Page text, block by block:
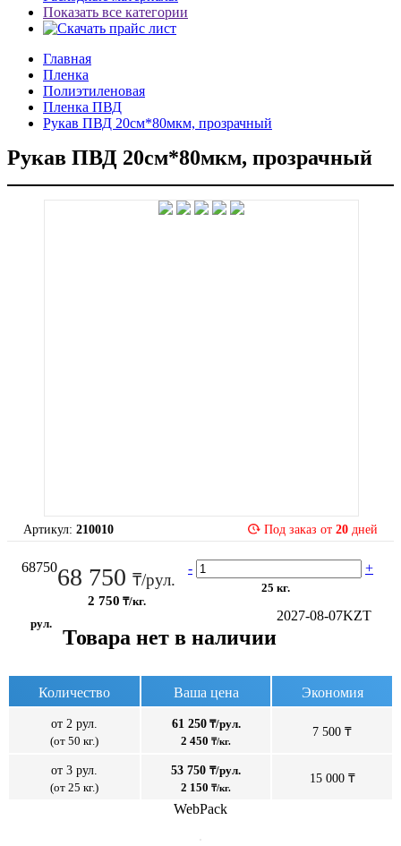
Показать все категории
Главная
Пленка
Полиэтиленовая
Пленка ПВД
Рукав ПВД 20см*80мкм, прозрачный
Рукав ПВД 20см*80мкм, прозрачный
Артикул: 210010 Под заказ от 20 дней
6875068 750 ₸/рул.
2 750 ₸/кг.
- +
25 кг.
рул.
Товара нет в наличии
2027-08-07KZT
Количество Ваша цена Экономия
от 2 рул.
(от 50 кг.)
61 250₸/рул.
2 450 ₸/кг.
7 500 ₸
от 3 рул.
(от 25 кг.)
53 750 ₸/рул.
2 150 ₸/кг.
15 000 ₸
WebPack